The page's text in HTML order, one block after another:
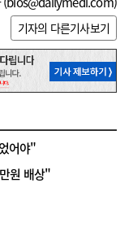
기자의 다른기사보기
어야"
원 배상"